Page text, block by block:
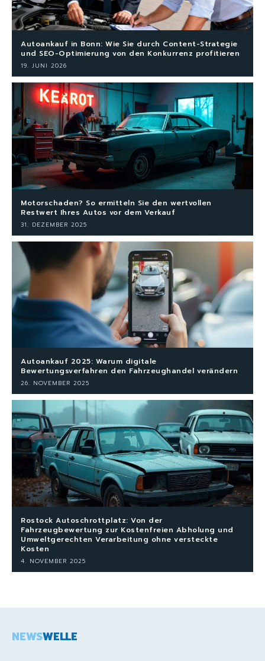
Autoankauf in Bonn: Wie Sie durch Content-Strategie
und SEO-Optimierung von den Konkurrenz profitieren
19. JUNI 2026
Motorschaden? So ermitteln Sie den wertvollen
Restwert Ihres Autos vor dem Verkauf
31. DEZEMBER 2025
Autoankauf 2025: Warum digitale
Bewertungsverfahren den Fahrzeughandel verändern
26. NOVEMBER 2025
Rostock Autoschrottplatz: Von der
Fahrzeugbewertung zur Kostenfreien Abholung und
Umweltgerechten Verarbeitung ohne versteckte
Kosten
4. NOVEMBER 2025
NEWSWELLE